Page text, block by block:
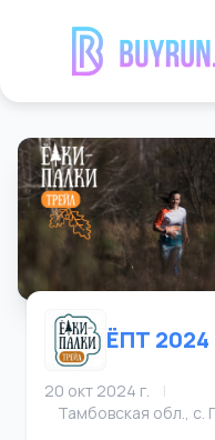
ЁПТ 2024
20 окт 2024 г.
|
Тамбовская обл., с.